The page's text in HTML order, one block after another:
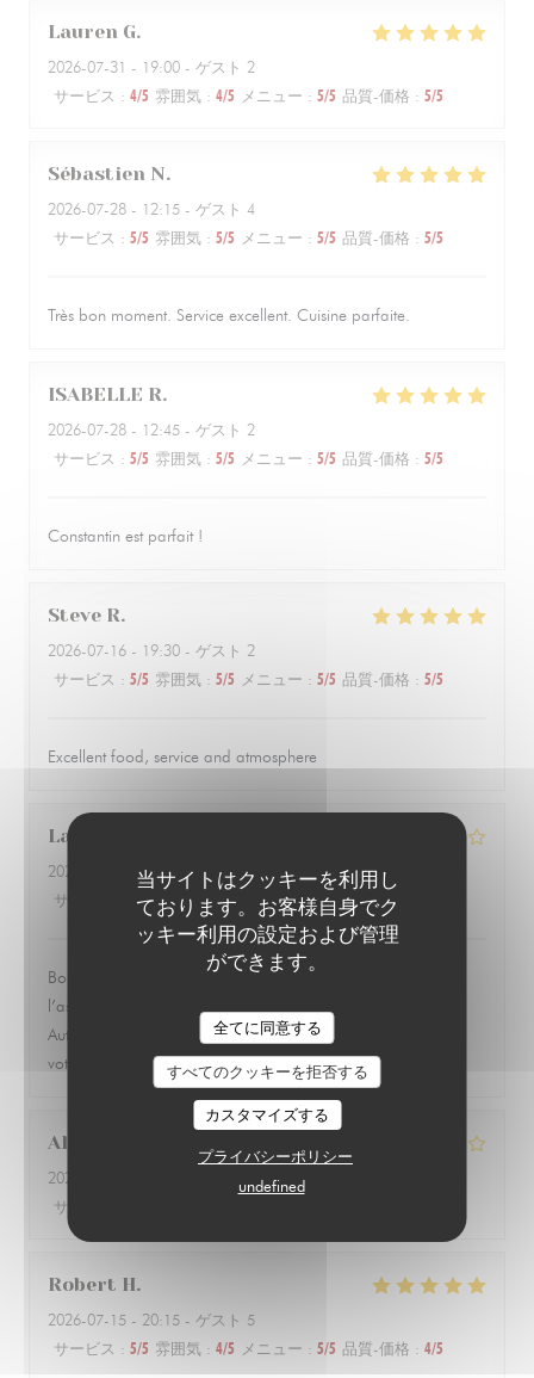
当サイトはクッキーを利用し
ております。お客様自身でク
ッキー利用の設定および管理
ができます。
全てに同意する
すべてのクッキーを拒否する
カスタマイズする
プライバシーポリシー
undefined
Lauren G
2026-07-31 - 19:00 - ゲスト 2
サービス : 4/5 雰囲気 : 4/5 メニュー : 5/5 品質-価格 : 5/5
Sébastien N
2026-07-28 - 12:15 - ゲスト 4
サービス : 5/5 雰囲気 : 5/5 メニュー : 5/5 品質-価格 : 5/5
Très bon moment. Service excellent. Cuisine parfaite.
ISABELLE R
2026-07-28 - 12:45 - ゲスト 2
サービス : 5/5 雰囲気 : 5/5 メニュー : 5/5 品質-価格 : 5/5
Constantin est parfait !
Steve R
2026-07-16 - 19:30 - ゲスト 2
サービス : 5/5 雰囲気 : 5/5 メニュー : 5/5 品質-価格 : 5/5
Excellent food, service and atmosphere
Laurent
2026-07-13
- 19:30 - ゲスト 1
サービス
/5 雰囲気: 4/5 メニュー: 3/5 品質-価格
Bon petit restaurant un peu cher pour ce qu’il y a dans
l’assiette. J’ai trouvé qu’il y avait peu d’accompagnement.
Autrement l’accueil et le personnel sont très sympathique et à
votre disposition
Alix
2026-07-10
サービス
Robert H
2026-07-15 - 20:15 - ゲスト 5
サービス : 5/5 雰囲気 : 4/5 メニュー : 5/5 品質-価格 : 4/5
LE PARIS 17